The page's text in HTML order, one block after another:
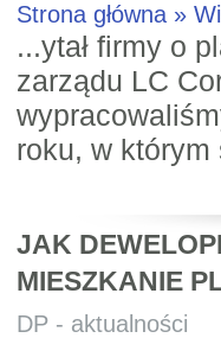
Strona główna »
...ytał firmy o
zarządu LC
roku, w
JAK
MIESZKANIE
DP - aktualności